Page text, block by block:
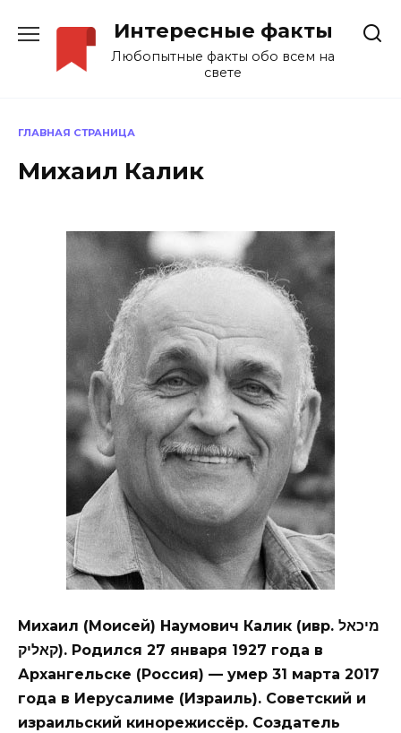
содержанию
Интересные факты
Любопытные факты обо всем на
свете
ГЛАВНАЯ СТРАНИЦА
Михаил Калик
Михаил (Моисей) Наумович Калик (ивр. ‏מיכאל
קאליק). Родился 27 января 1927 года в
Архангельске (Россия) — умер 31 марта 2017
года в Иерусалиме (Израиль). Советский и
израильский кинорежиссёр. Создатель